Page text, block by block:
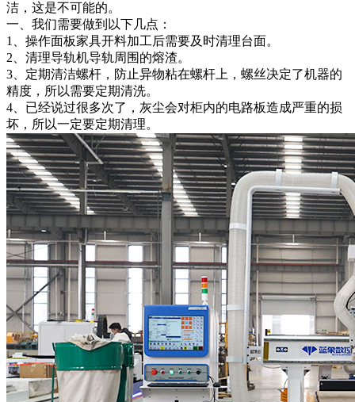
洁，这是不可能的。
一、我们需要做到以下几点：
1、操作面板家具开料加工后需要及时清理台面。
2、清理导轨机导轨周围的熔渣。
3、定期清洁螺杆，防止异物粘在螺杆上，螺丝决定了机器的
精度，所以需要定期清洗。
4、已经说过很多次了，灰尘会对柜内的电路板造成严重的损
坏，所以一定要定期清理。